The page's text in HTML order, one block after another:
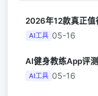
AI工具 05-16
AI健身教练App评
AI工具 05-16